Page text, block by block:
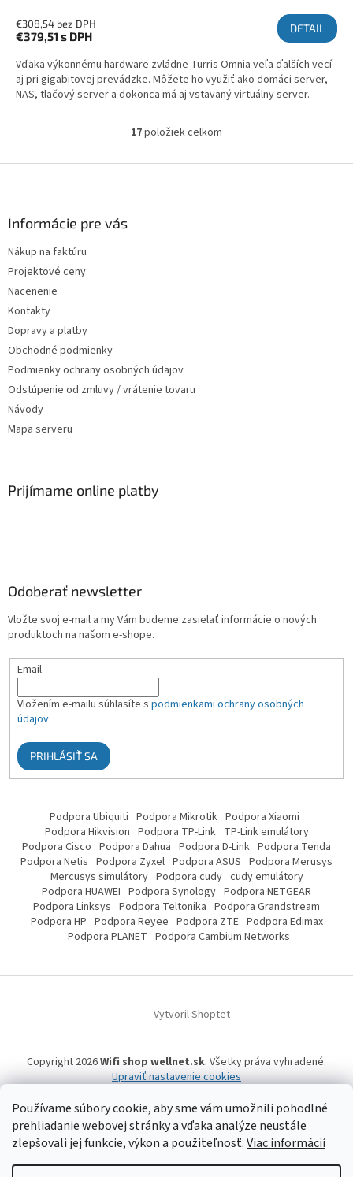
Používame súbory cookie, aby sme vám umožnili pohodlné
prehliadanie webovej stránky a vďaka analýze neustále
zlepšovali jej funkcie, výkon a použiteľnosť.Viac informácií
€308,54 bez DPH
€379,51 s DPH
DETAIL
Vďaka výkonnému hardware zvládne Turris Omnia veľa ďalších vecí
aj pri gigabitovej prevádzke. Môžete ho využiť ako domáci server,
NAS, tlačový server a dokonca má aj vstavaný virtuálny server.
Ovládacie prvky výpisu
17položiek celkom
Informácie pre vás
Nákup na faktúru
Projektové ceny
Nacenenie
Kontakty
Dopravy a platby
Obchodné podmienky
Podmienky ochrany osobných údajov
Odstúpenie od zmluvy / vrátenie tovaru
Návody
Mapa serveru
Prijímame online platby
Odoberať newsletter
Vložte svoj e-mail a my Vám budeme zasielať informácie o nových
produktoch na našom e-shope.
Email
Vložením e-mailu súhlasíte s podmienkami ochrany osobných
údajov
PRIHLÁSIŤ SA
Podpora Ubiquiti Podpora Mikrotik Podpora Xiaomi
Podpora Hikvision Podpora TP-Link TP-Link emulátory
Podpora Cisco Podpora Dahua Podpora D-Link Podpora Tenda
Podpora Netis Podpora Zyxel Podpora ASUS Podpora Merusys
Mercusys simulátory Podpora cudy cudy emulátory
Podpora HUAWEI Podpora Synology Podpora NETGEAR
Podpora Linksys Podpora Teltonika Podpora Grandstream
Podpora HP Podpora Reyee Podpora ZTE Podpora Edimax
Podpora PLANET Podpora Cambium Networks
Vytvoril Shoptet
Copyright 2026Wifi shop wellnet.sk. Všetky práva vyhradené.
Upraviť nastavenie cookies
Wifi shop wellnet.sk prevádzkuje spoločnosť WELLNET, s.r.o.,IČO: 36484610,
OR OS: Prešov odd. Sro 14019/P, IČ DPH: SK2020015206 | Tel:+421 905 269 141
| WhatsApp, Signal, Telegram: +421 905 269 141 | Informácie o produktoch a
a ich dostupnosti, tu uvádzané, pochádzajú od tretích strán, mohli